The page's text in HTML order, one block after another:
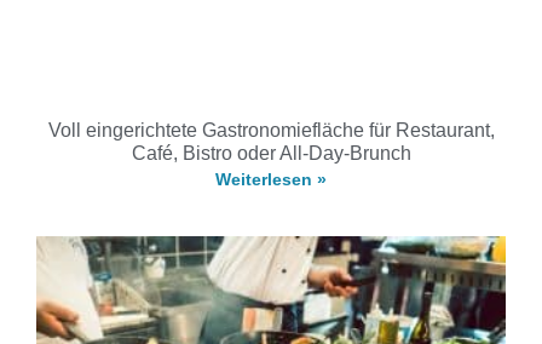
Voll eingerichtete Gastronomiefläche für Restaurant,
Café, Bistro oder All-Day-Brunch
Weiterlesen »